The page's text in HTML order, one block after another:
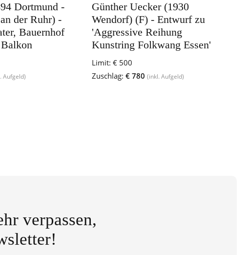
Dortmund -
der Ruhr) -
Bauernhof
Aufgeld)
Günther Uecker (1930
Wendorf) (F) - Entwurf zu
'Aggressive Reihung
Kunstring Folkwang Essen'
Limit: € 500
Zuschlag: € 780 (inkl. Aufgeld)
verpassen,